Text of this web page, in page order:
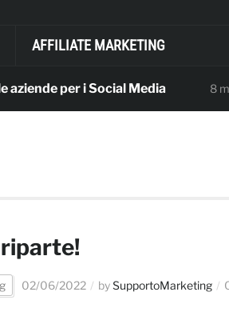
AFFILIATE MARKETING
per i Social Media 8 mesi ago
02/06/2022 bySupportoMarketing